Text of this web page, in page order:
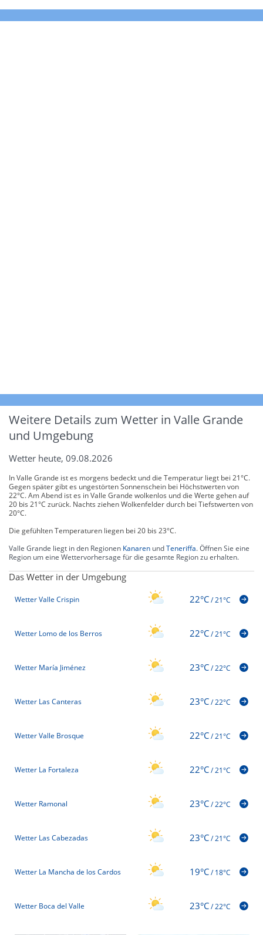
Weitere Details zum Wetter in Valle Grande
und Umgebung
Wetter heute, 09.08.2026
In Valle Grande ist es morgens bedeckt und die Temperatur liegt bei 21°C.
Gegen später gibt es ungestörten Sonnenschein bei Höchstwerten von
22°C. Am Abend ist es in Valle Grande wolkenlos und die Werte gehen auf
20 bis 21°C zurück. Nachts ziehen Wolkenfelder durch bei Tiefstwerten von
20°C.
Die gefühlten Temperaturen liegen bei 20 bis 23°C.
Valle Grande liegt in den Regionen Kanaren undTeneriffa. Öffnen Sie eine
Region um eine Wettervorhersage für die gesamte Region zu erhalten.
Das Wetter in der Umgebung
Wetter Valle Crispin 22°C/21°C
Wetter Lomo de los Berros 22°C/21°C
Wetter María Jiménez 23°C/22°C
Wetter Las Canteras 23°C/22°C
Wetter Valle Brosque 22°C/21°C
Wetter La Fortaleza 22°C/21°C
Wetter Ramonal 23°C/22°C
Wetter Las Cabezadas 23°C/21°C
Wetter La Mancha de los Cardos 19°C/18°C
Wetter Boca del Valle 23°C/22°C